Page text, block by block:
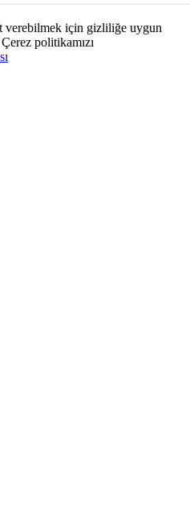
verebilmek için gizliliğe uygun
politikamızı